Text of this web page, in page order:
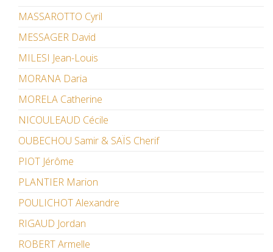
MASSAROTTO Cyril
MESSAGER David
MILESI Jean-Louis
MORANA Daria
MORELA Catherine
NICOULEAUD Cécile
OUBECHOU Samir & SAÏS Cherif
PIOT Jérôme
PLANTIER Marion
POULICHOT Alexandre
RIGAUD Jordan
ROBERT Armelle